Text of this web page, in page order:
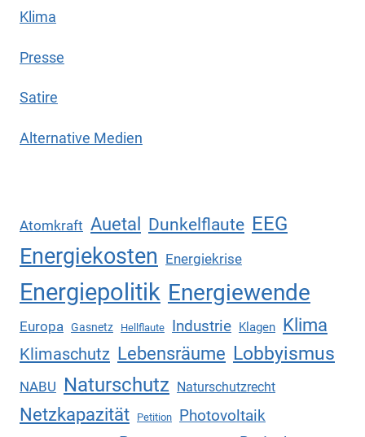
Klima
Presse
Satire
Alternative Medien
Atomkraft Auetal Dunkelflaute EEG
Energiekosten Energiekrise
Energiepolitik Energiewende
Europa Gasnetz Hellflaute Industrie Klagen Klima
Klimaschutz Lebensräume Lobbyismus
NABU Naturschutz Naturschutzrecht
Netzkapazität Petition Photovoltaik